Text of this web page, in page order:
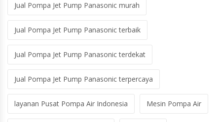
Jual Pompa Jet Pump Panasonic murah
Jual Pompa Jet Pump Panasonic terbaik
Jual Pompa Jet Pump Panasonic terdekat
Jual Pompa Jet Pump Panasonic terpercaya
layanan Pusat Pompa Air Indonesia Mesin Pompa Air